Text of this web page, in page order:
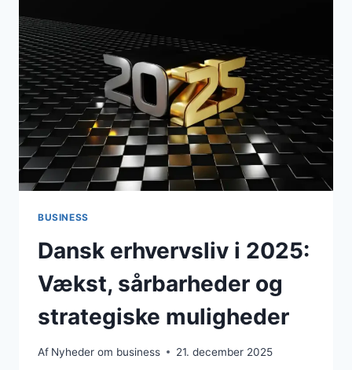
SATTE
PÅ
PAUSE
BUSINESS
Dansk erhvervsliv i 2025:
Vækst, sårbarheder og
strategiske muligheder
Af Nyheder om business 21. december 2025